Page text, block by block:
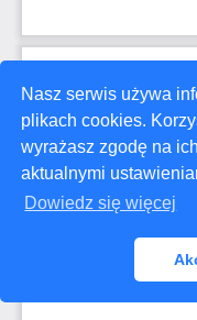
Nasz serwis używa
plikach cookies.
wyrażasz zgodę na
aktualnymi
Dowiedz się więcej